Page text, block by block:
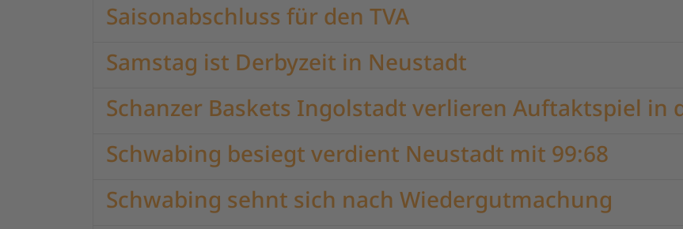
Saisonabschluss für den TVA
Samstag ist Derbyzeit in Neustadt
Schanzer Baskets Ingolstadt verlieren Auftaktspiel in
Schwabing besiegt verdient Neustadt mit 99:68
Schwabing sehnt sich nach Wiedergutmachung